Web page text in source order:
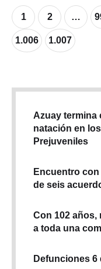
1 2 …
1.006 1.007
Azuay termina
natación en
Prejuveniles
Encuentro
de seis
Con 102
a toda una
Defunciones 6